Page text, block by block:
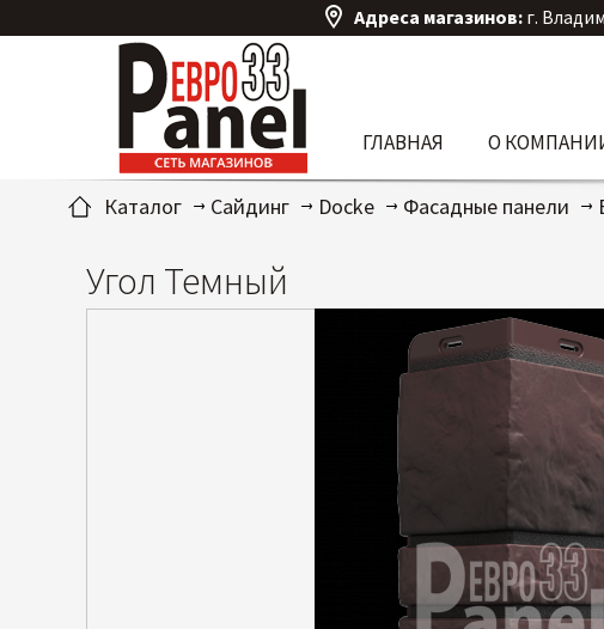
Адреса магазинов: г.
ГЛАВНАЯ О
Каталог Сайдинг Docke Фасадные панели
Угол Темный